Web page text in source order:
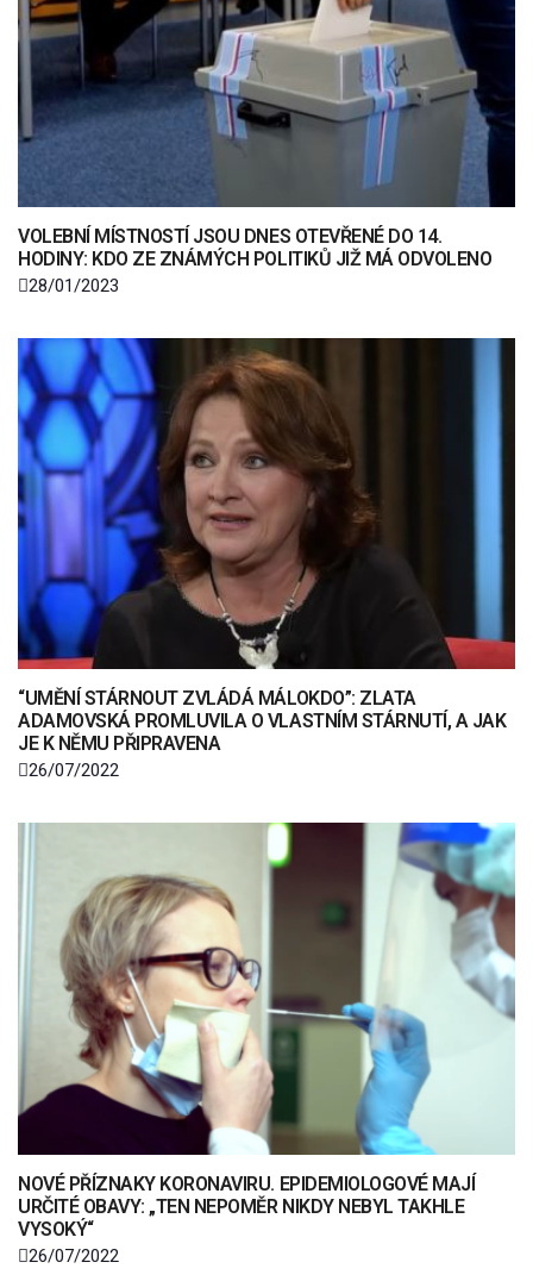
VOLEBNÍ MÍSTNOSTÍ JSOU DNES OTEVŘENÉ DO 14.
HODINY: KDO ZE ZNÁMÝCH POLITIKŮ JIŽ MÁ ODVOLENO
28/01/2023
“UMĚNÍ STÁRNOUT ZVLÁDÁ MÁLOKDO”: ZLATA
ADAMOVSKÁ PROMLUVILA O VLASTNÍM STÁRNUTÍ, A JAK
JE K NĚMU PŘIPRAVENA
26/07/2022
NOVÉ PŘÍZNAKY KORONAVIRU. EPIDEMIOLOGOVÉ MAJÍ
URČITÉ OBAVY: „TEN NEPOMĚR NIKDY NEBYL TAKHLE
VYSOKÝ“
26/07/2022